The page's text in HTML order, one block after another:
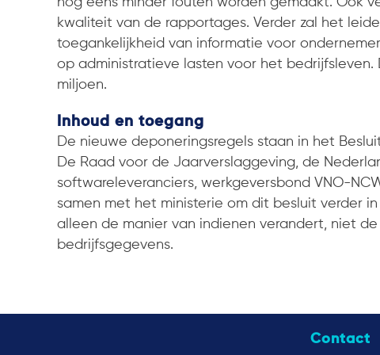
kwaliteit van de rapportages. Verder zal het
toegankelijkheid van informatie voor
op administratieve lasten voor het
miljoen.
Inhoud en toegang
De nieuwe deponeringsregels staan in het
De Raad voor de Jaarverslaggeving, de
softwareleveranciers, werkgeversbond VNO-
samen met het ministerie om dit besluit verder
alleen de manier van indienen verandert, niet
bedrijfsgegevens.
Contact